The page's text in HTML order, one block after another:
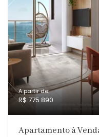
A partir de:
R$ 775.890
Apartamento à